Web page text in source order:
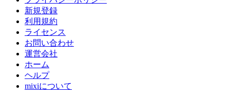
新規登録
利用規約
ライセンス
お問い合わせ
運営会社
ホーム
ヘルプ
mixiについて